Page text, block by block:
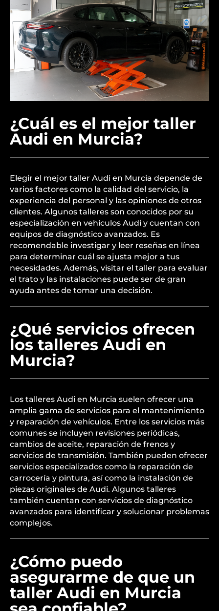
¿Cuál es el mejor taller
Audi en Murcia?
Elegir el mejor taller Audi en Murcia depende de
varios factores como la calidad del servicio, la
experiencia del personal y las opiniones de otros
clientes. Algunos talleres son conocidos por su
especialización en vehículos Audi y cuentan con
equipos de diagnóstico avanzados. Es
recomendable investigar y leer reseñas en línea
para determinar cuál se ajusta mejor a tus
necesidades. Además, visitar el taller para evaluar
el trato y las instalaciones puede ser de gran
ayuda antes de tomar una decisión.
¿Qué servicios ofrecen
los talleres Audi en
Murcia?
Los talleres Audi en Murcia suelen ofrecer una
amplia gama de servicios para el mantenimiento
y reparación de vehículos. Entre los servicios más
comunes se incluyen revisiones periódicas,
cambios de aceite, reparación de frenos y
servicios de transmisión. También pueden ofrecer
servicios especializados como la reparación de
carrocería y pintura, así como la instalación de
piezas originales de Audi. Algunos talleres
también cuentan con servicios de diagnóstico
avanzados para identificar y solucionar problemas
complejos.
¿Cómo puedo
asegurarme de que un
taller Audi en Murcia